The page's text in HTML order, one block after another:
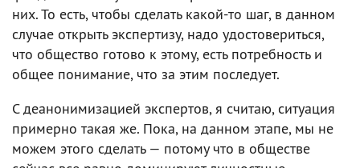
них. То есть, чтобы сделать какой-то шаг, в данном
случае открыть экспертизу, надо удостовериться,
что общество готово к этому, есть потребность и
общее понимание, что за этим последует.
С деанонимизацией экспертов, я считаю, ситуация
примерно такая же. Пока, на данном этапе, мы не
можем этого сделать — потому что в обществе